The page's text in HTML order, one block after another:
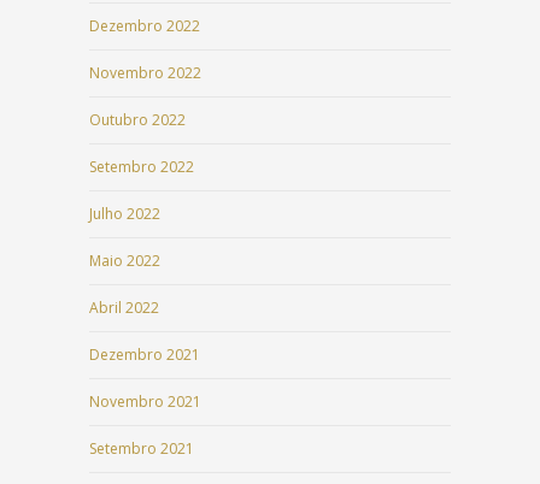
Dezembro 2022
Novembro 2022
Outubro 2022
Setembro 2022
Julho 2022
Maio 2022
Abril 2022
Dezembro 2021
Novembro 2021
Setembro 2021